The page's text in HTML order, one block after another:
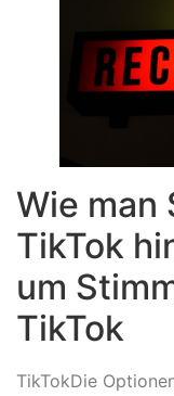
Wie man
TikTok
um
TikTok
TikTokDie